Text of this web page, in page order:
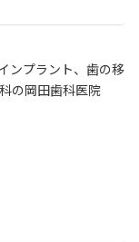
ンプラント、歯の移
の岡田歯科医院